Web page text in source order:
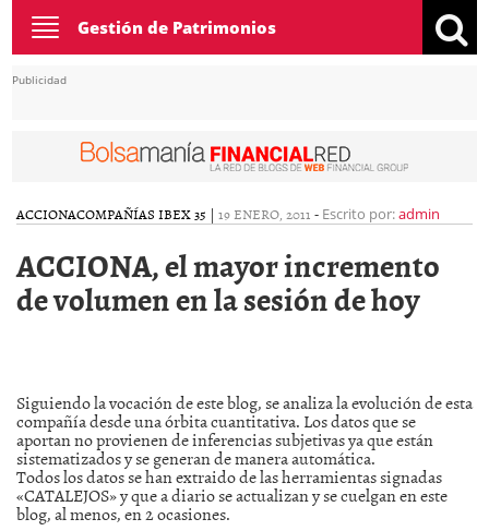
Toggle
navigation
Gestión de Patrimonios
Publicidad
ACCIONACOMPAÑÍAS IBEX 35 | 19 ENERO, 2011 - Escrito por:admin
ACCIONA, el mayor incremento
de volumen en la sesión de hoy
Siguiendo la vocación de este blog, se analiza la evolución de esta
compañía desde una órbita cuantitativa. Los datos que se
aportan no provienen de inferencias subjetivas ya que están
sistematizados y se generan de manera automática.
Todos los datos se han extraido de las herramientas signadas
«CATALEJOS» y que a diario se actualizan y se cuelgan en este
blog, al menos, en 2 ocasiones.